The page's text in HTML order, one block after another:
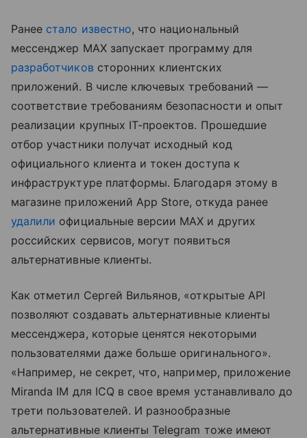
Ранее стало известно, что национальный
мессенджер MAX запускает программу для
разработчиков сторонних клиентских
приложений. В числе ключевых требований —
соответствие требованиям безопасности и опыт
реализации крупных IT-проектов. Прошедшие
отбор участники получат исходный код
официального клиента и токен доступа к
инфраструктуре платформы. Благодаря этому в
магазине приложений App Store, откуда ранее
удалили официальные версии MAX и других
российских сервисов, могут появиться
альтернативные клиенты.
Как отметил Сергей Вильянов, «открытые API
позволяют создавать альтернативные клиенты
мессенджера, которые ценятся некоторыми
пользователями даже больше оригинального».
«Например, не секрет, что, например, приложение
Miranda IM для ICQ в свое время устанавливало до
трети пользователей. И разнообразные
альтернативные клиенты Telegram тоже имеют